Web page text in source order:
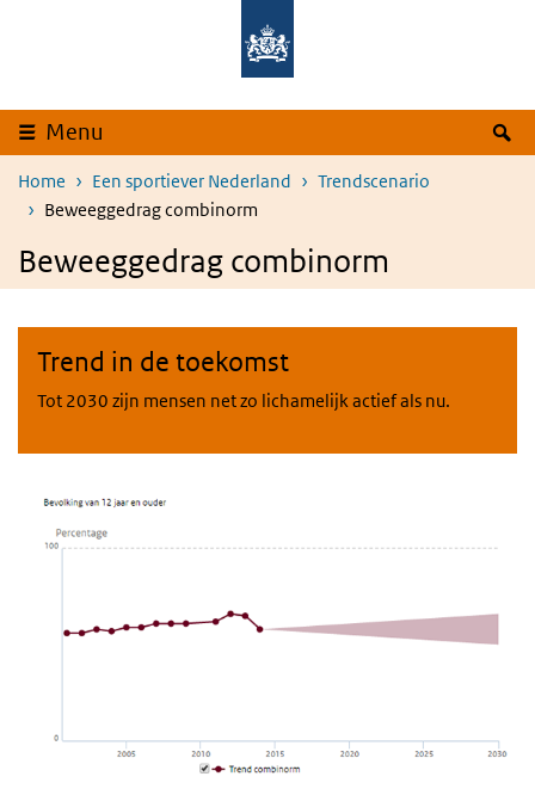
Overslaan en naar de inhoud gaan
Menu
Home Een sportiever Nederland
Trendscenario
Beweeggedrag combinorm
Beweeggedrag combinorm
Trend in de toekomst
Tot 2030 zijn mensen net zo lichamelijk actief als nu.